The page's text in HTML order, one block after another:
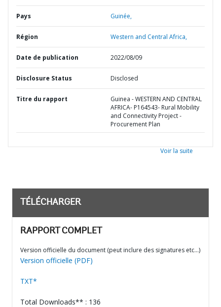
Pays Guinée,
Région Western and Central Africa,
Date de publication 2022/08/09
Disclosure Status Disclosed
Titre du rapport
Guinea - WESTERN AND CENTRAL
AFRICA- P164543- Rural Mobility
and Connectivity Project -
Procurement Plan
Voir la suite
TÉLÉCHARGER
RAPPORT COMPLET
Version officielle du document (peut inclure des signatures etc…)
Version officielle (PDF)
TXT*
Total Downloads** : 136